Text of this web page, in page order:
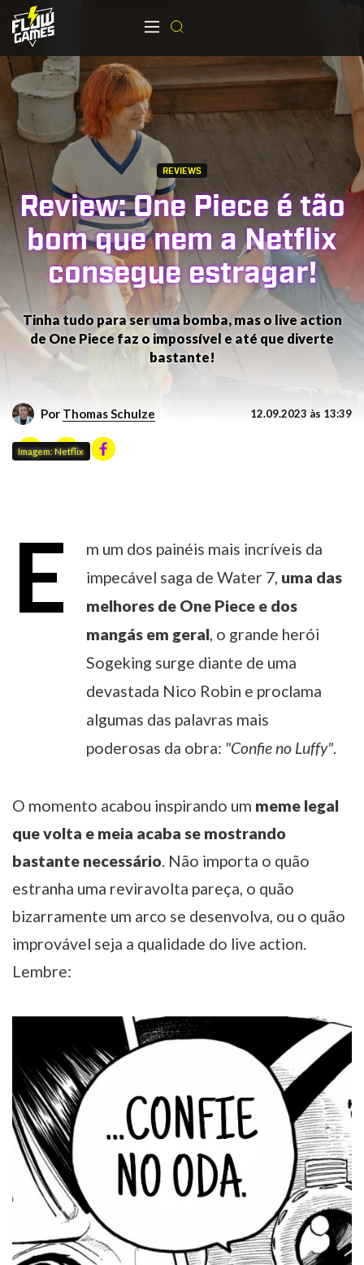
REVIEWS
Review: One Piece é tão
bom que nem a Netflix
consegue estragar!
Tinha tudo para ser uma bomba, mas o live action
de One Piece faz o impossível e até que diverte
bastante!
Por Thomas Schulze 12.09.2023 às 13:39
Imagem: Netflix
E
m um dos painéis mais incríveis da
impecável saga de Water 7, uma das
melhores de One Piece e dos
mangás em geral, o grande herói
Sogeking surge diante de uma
devastada Nico Robin e proclama
algumas das palavras mais
poderosas da obra: "Confie no Luffy".
O momento acabou inspirando um meme legal
que volta e meia acaba se mostrando
bastante necessário. Não importa o quão
estranha uma reviravolta pareça, o quão
bizarramente um arco se desenvolva, ou o quão
improvável seja a qualidade do live action.
Lembre: